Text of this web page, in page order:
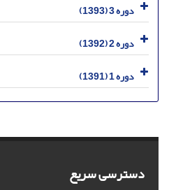
دوره 3 (1393)
دوره 2 (1392)
دوره 1 (1391)
دسترسی سریع